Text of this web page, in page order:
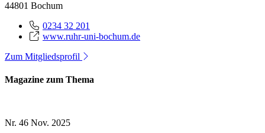
44801 Bochum
0234 32 201
www.ruhr-uni-bochum.de
Zum Mitgliedsprofil
Magazine zum Thema
Nr. 46 Nov. 2025